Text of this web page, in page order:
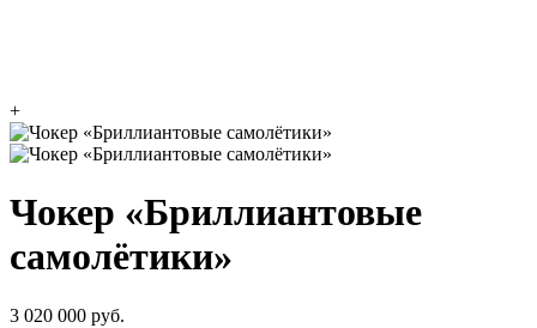
+
Чокер «Бриллиантовые
самолётики»
3 020 000 руб.